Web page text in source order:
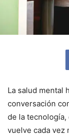
La salud mental
conversación
de la
vuelve cada vez